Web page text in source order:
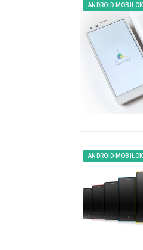
ANDROID MOBILOK
ANDROID MOBILOK